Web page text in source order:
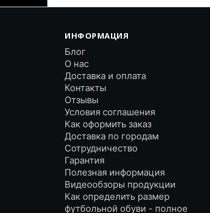
ИНФОРМАЦИЯ
Блог
О нас
Доставка и оплата
Контакты
Отзывы
Условия соглашения
Как оформить заказ
Доставка по городам
Сотрудничество
Гарантия
Полезная информация
Видеообзоры продукции
Как определить размер
футбольной обуви - полное